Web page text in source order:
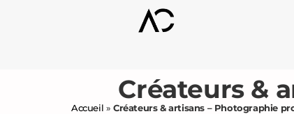
Créateurs &
Accueil »Créateurs & artisans – Photographie